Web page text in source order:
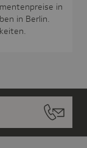
in
in Berlin.